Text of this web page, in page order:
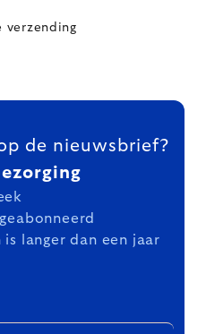
verzending
de nieuwsbrief?
is langer dan een jaar